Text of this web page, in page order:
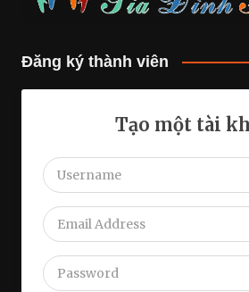
Đăng ký thành viên
Tạo một tài